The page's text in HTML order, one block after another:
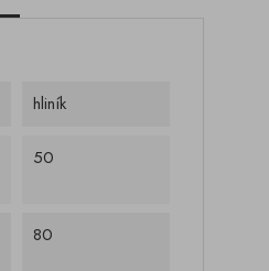
hliník
50
80